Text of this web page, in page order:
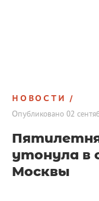
НОВОСТИ
Опубликовано 02
утонула в
Москвы